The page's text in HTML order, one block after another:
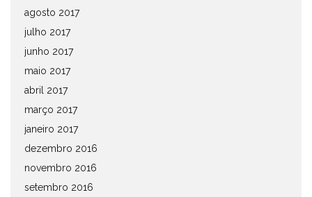
agosto 2017
julho 2017
junho 2017
maio 2017
abril 2017
março 2017
janeiro 2017
dezembro 2016
novembro 2016
setembro 2016